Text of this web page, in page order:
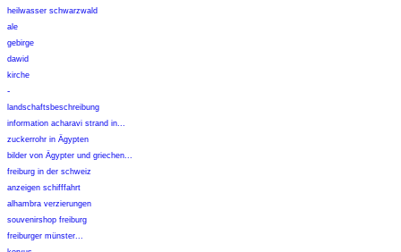
heilwasser schwarzwald
ale
gebirge
dawid
kirche
-
landschaftsbeschreibung
information acharavi strand in...
zuckerrohr in Ägypten
bilder von Ägypter und griechen...
freiburg in der schweiz
anzeigen schifffahrt
alhambra verzierungen
souvenirshop freiburg
freiburger münster...